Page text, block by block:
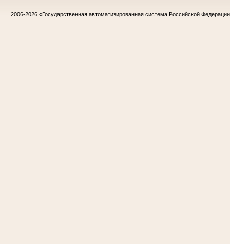
2006-2026 «Государственная автоматизированная система Российской